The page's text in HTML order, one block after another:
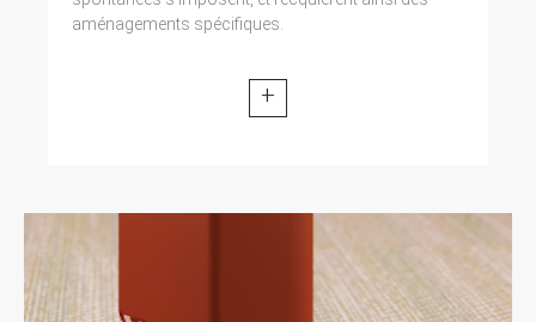
aménagements spécifiques.
+